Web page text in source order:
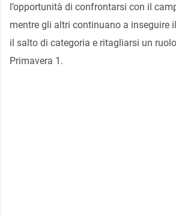
l’opportunità di confrontarsi con il
mentre gli altri continuano a inseguire
il salto di categoria e ritagliarsi un
Primavera 1.